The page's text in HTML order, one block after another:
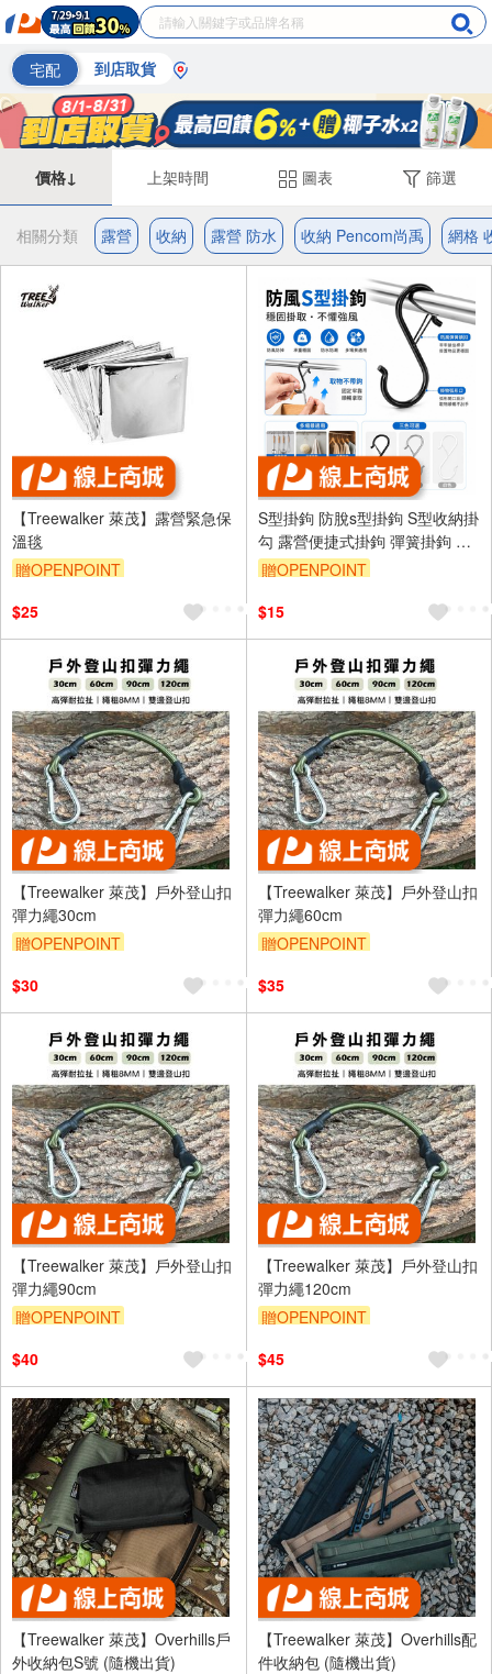
宅配 到店取貨
價格↓ 上架時間 圖表 篩選
相關分類 露營 收納 露營 防水 收納 Pencom尚禹 網格
【Treewalker 萊茂】露營緊急保
溫毯
贈OPENPOINT
$25
S型掛鉤 防脫s型掛鉤 S型收納掛
勾 露營便捷式掛鉤 彈簧掛鉤 曬
衣桿掛勾 衣櫃掛勾 廚房衛浴室
贈OPENPOINT
$15
【Treewalker 萊茂】戶外登山扣
彈力繩30cm
贈OPENPOINT
$30
【Treewalker 萊茂】戶外登山扣
彈力繩60cm
贈OPENPOINT
$35
【Treewalker 萊茂】戶外登山扣
彈力繩90cm
贈OPENPOINT
$40
【Treewalker 萊茂】戶外登山扣
彈力繩120cm
贈OPENPOINT
$45
【Treewalker 萊茂】Overhills戶
外收納包S號 (隨機出貨)
【Treewalker 萊茂】Overhills配
件收納包 (隨機出貨)